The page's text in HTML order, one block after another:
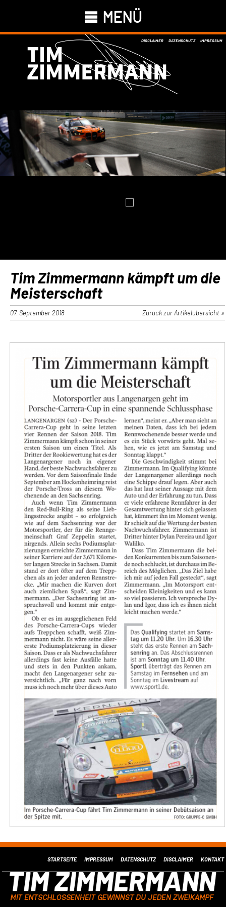
MENÜ
DISCLAIMER DATENSCHUTZ IMPRESSUM
Tim Zimmermann kämpft um die
Meisterschaft
07. September 2018 Zurück zur Artikelübersicht »
KONTAKT
DISCLAIMER
DATENSCHUTZ
IMPRESSUM
STARTSEITE